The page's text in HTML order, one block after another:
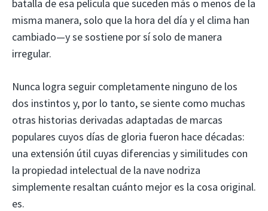
batalla de esa película que suceden más o menos de la
misma manera, solo que la hora del día y el clima han
cambiado—y se sostiene por sí solo de manera
irregular.
Nunca logra seguir completamente ninguno de los
dos instintos y, por lo tanto, se siente como muchas
otras historias derivadas adaptadas de marcas
populares cuyos días de gloria fueron hace décadas:
una extensión útil cuyas diferencias y similitudes con
la propiedad intelectual de la nave nodriza
simplemente resaltan cuánto mejor es la cosa original.
es.